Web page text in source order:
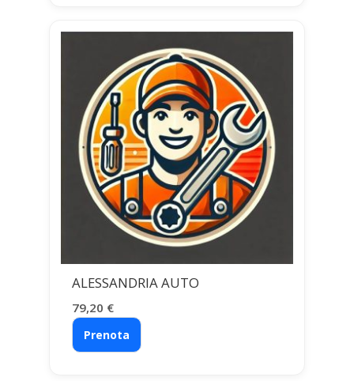
ALESSANDRIA AUTO
79,20 €
Prenota